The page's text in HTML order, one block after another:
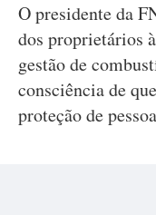
O presidente da
dos proprietários
gestão de
consciência de
proteção de